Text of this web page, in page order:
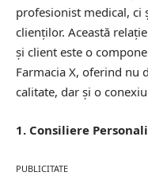
profesionist medical, ci
clienților. Această
și client este o
Farmacia X, oferind nu
calitate, dar și o
1. Consiliere
PUBLICITATE